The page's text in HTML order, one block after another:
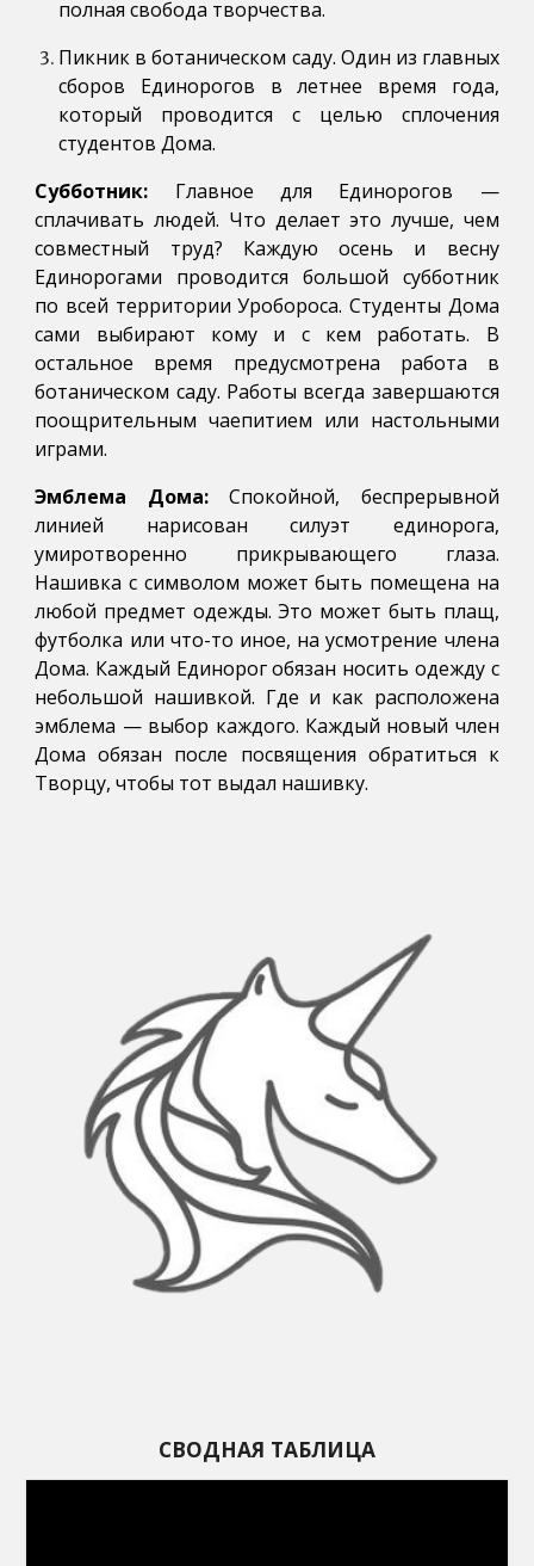
полная свобода творчества.
Пикник в ботаническом саду. Один из главных
сборов Единорогов в летнее время года,
который проводится с целью сплочения
студентов Дома.
Субботник: Главное для Единорогов —
сплачивать людей. Что делает это лучше, чем
совместный труд? Каждую осень и весну
Единорогами проводится большой субботник
по всей территории Уробороса. Студенты Дома
сами выбирают кому и с кем работать. В
остальное время предусмотрена работа в
ботаническом саду. Работы всегда завершаются
поощрительным чаепитием или настольными
играми.
Эмблема Дома:Спокойной, беспрерывной
линией нарисован силуэт единорога,
умиротворенно прикрывающего глаза.
Нашивка с символом может быть помещена на
любой предмет одежды. Это может быть плащ,
футболка или что-то иное, на усмотрение члена
Дома. Каждый Единорог обязан носить одежду с
небольшой нашивкой. Где и как расположена
эмблема — выбор каждого. Каждый новый член
Дома обязан после посвящения обратиться к
Творцу, чтобы тот выдал нашивку.
СВОДНАЯ ТАБЛИЦА